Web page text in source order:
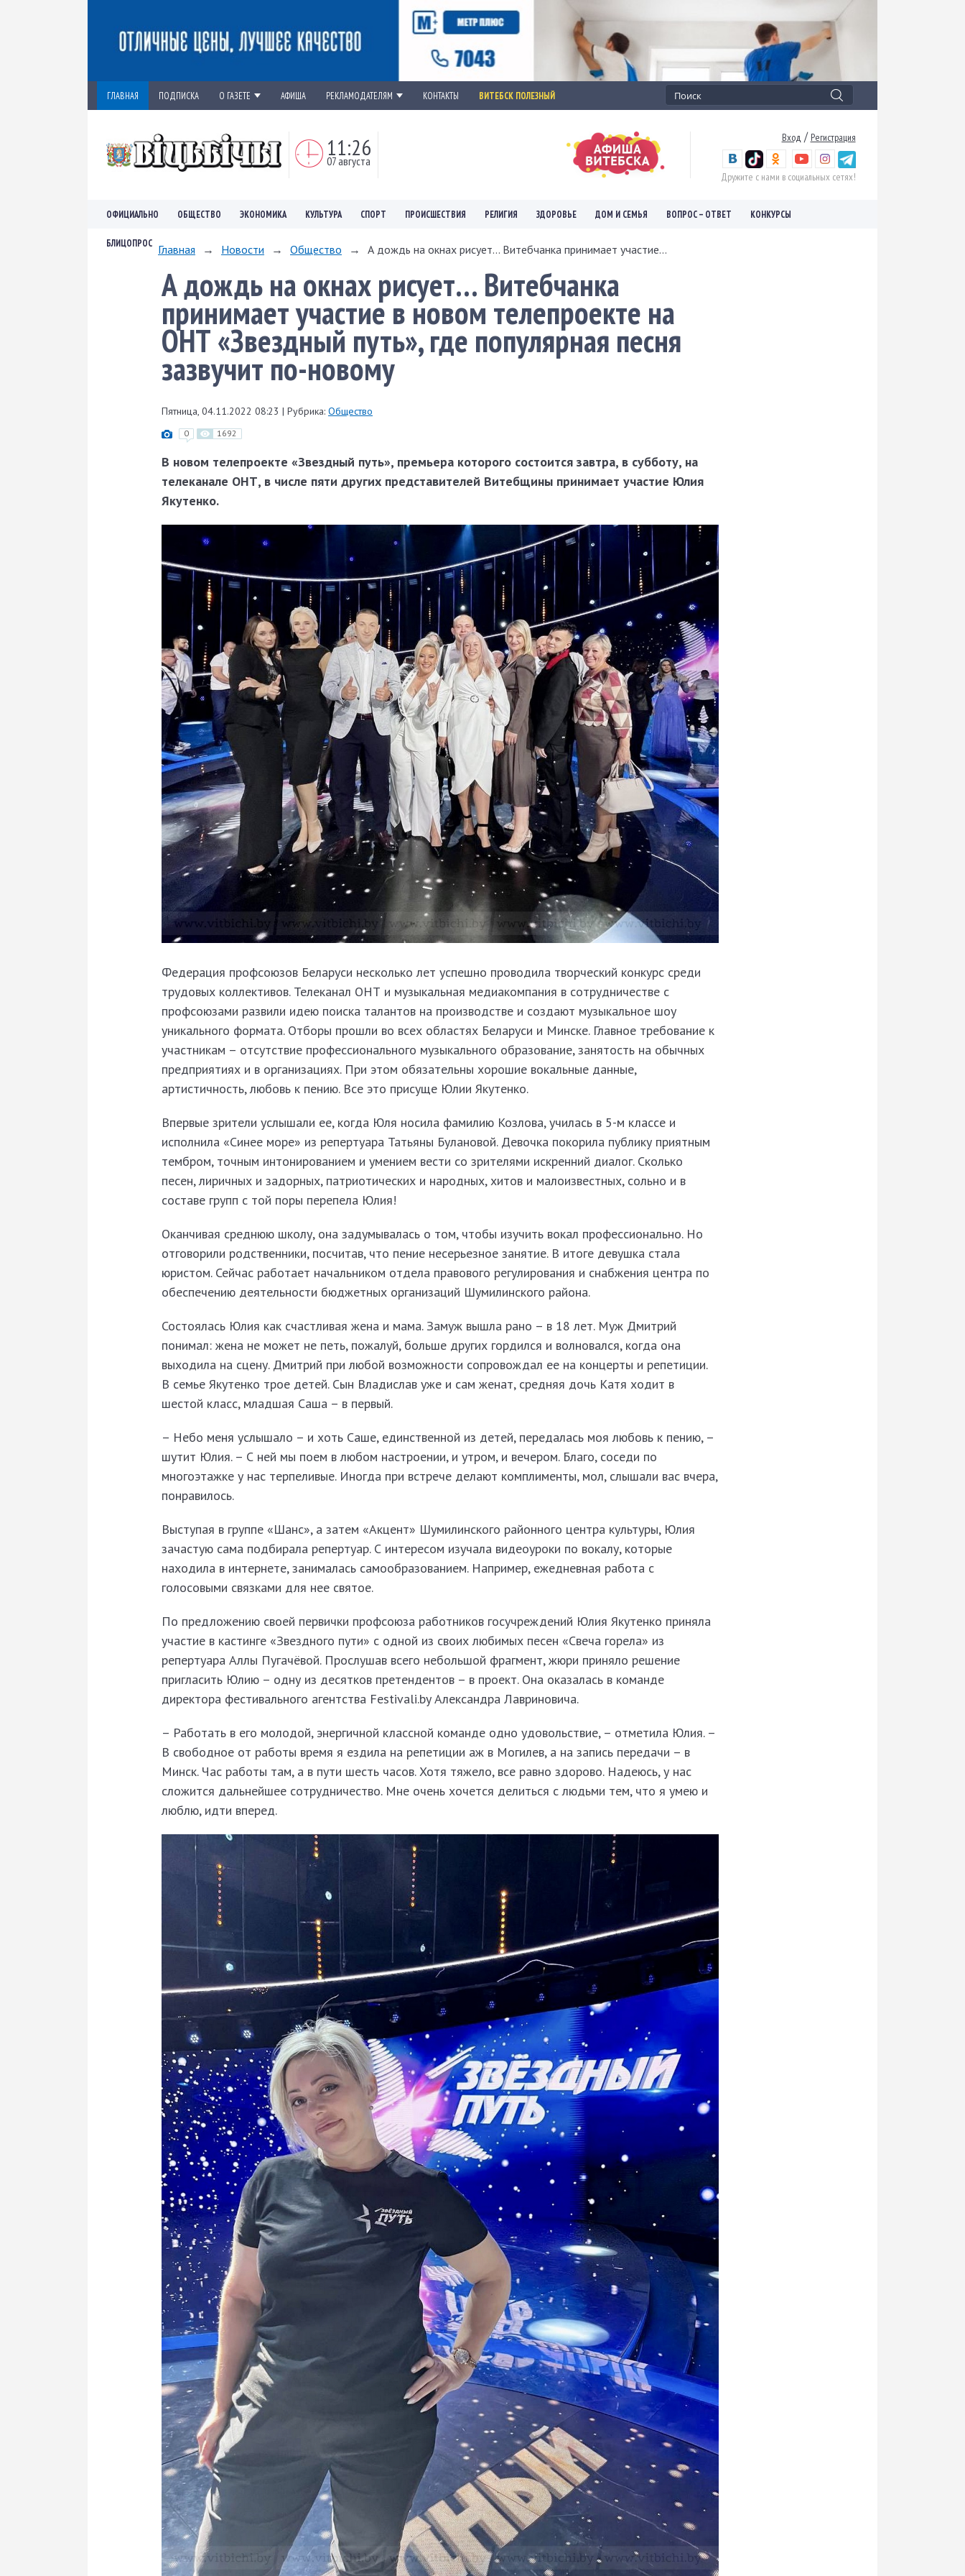
ГЛАВНАЯ ПОДПИСКА О ГАЗЕТЕ АФИША РЕКЛАМОДАТЕЛЯМ КОНТАКТЫ ВИТЕБСК ПОЛЕЗНЫЙ
11:26
07 августа
Вход / Регистрация
Дружите с нами в социальных сетях!
ОФИЦИАЛЬНО ОБЩЕСТВО ЭКОНОМИКА КУЛЬТУРА СПОРТ ПРОИСШЕСТВИЯ РЕЛИГИЯ ЗДОРОВЬЕ ДОМ И СЕМЬЯ ВОПРОС – ОТВЕТ КОНКУРСЫ
БЛИЦОПРОС Главная → Новости → Общество → А дождь на окнах рисует… Витебчанка принимает участие...
А дождь на окнах рисует… Витебчанка
принимает участие в новом телепроекте на
ОНТ «Звездный путь», где популярная песня
зазвучит по-новому
Пятница, 04.11.2022 08:23 | Рубрика: Общество
0 1692
В новом телепроекте «Звездный путь», премьера которого состоится завтра, в субботу, на
телеканале ОНТ, в числе пяти других представителей Витебщины принимает участие Юлия
Якутенко.
Федерация профсоюзов Беларуси несколько лет успешно проводила творческий конкурс среди
трудовых коллективов. Телеканал ОНТ и музыкальная медиакомпания в сотрудничестве с
профсоюзами развили идею поиска талантов на производстве и создают музыкальное шоу
уникального формата. Отборы прошли во всех областях Беларуси и Минске. Главное требование к
участникам – отсутствие профессионального музыкального образование, занятость на обычных
предприятиях и в организациях. При этом обязательны хорошие вокальные данные,
артистичность, любовь к пению. Все это присуще Юлии Якутенко.
Впервые зрители услышали ее, когда Юля носила фамилию Козлова, училась в 5-м классе и
исполнила «Синее море» из репертуара Татьяны Булановой. Девочка покорила публику приятным
тембром, точным интонированием и умением вести со зрителями искренний диалог. Сколько
песен, лиричных и задорных, патриотических и народных, хитов и малоизвестных, сольно и в
составе групп с той поры перепела Юлия!
Оканчивая среднюю школу, она задумывалась о том, чтобы изучить вокал профессионально. Но
отговорили родственники, посчитав, что пение несерьезное занятие. В итоге девушка стала
юристом. Сейчас работает начальником отдела правового регулирования и снабжения центра по
обеспечению деятельности бюджетных организаций Шумилинского района.
Состоялась Юлия как счастливая жена и мама. Замуж вышла рано – в 18 лет. Муж Дмитрий
понимал: жена не может не петь, пожалуй, больше других гордился и волновался, когда она
выходила на сцену. Дмитрий при любой возможности сопровождал ее на концерты и репетиции.
В семье Якутенко трое детей. Сын Владислав уже и сам женат, средняя дочь Катя ходит в
шестой класс, младшая Саша – в первый.
– Небо меня услышало – и хоть Саше, единственной из детей, передалась моя любовь к пению, –
шутит Юлия. – С ней мы поем в любом настроении, и утром, и вечером. Благо, соседи по
многоэтажке у нас терпеливые. Иногда при встрече делают комплименты, мол, слышали вас вчера,
понравилось.
Выступая в группе «Шанс», а затем «Акцент» Шумилинского районного центра культуры, Юлия
зачастую сама подбирала репертуар. С интересом изучала видеоуроки по вокалу, которые
находила в интернете, занималась самообразованием. Например, ежедневная работа с
голосовыми связками для нее святое.
По предложению своей первички профсоюза работников госучреждений Юлия Якутенко приняла
участие в кастинге «Звездного пути» с одной из своих любимых песен «Свеча горела» из
репертуара Аллы Пугачёвой. Прослушав всего небольшой фрагмент, жюри приняло решение
пригласить Юлию – одну из десятков претендентов – в проект. Она оказалась в команде
директора фестивального агентства Festivali.by​ Александра Лавриновича.
– Работать в его молодой, энергичной классной команде одно удовольствие, – отметила Юлия. –
В свободное от работы время я ездила на репетиции аж в Могилев, а на запись передачи – в
Минск. Час работы там, а в пути шесть часов. Хотя тяжело, все равно здорово. Надеюсь, у нас
сложится дальнейшее сотрудничество. Мне очень хочется делиться с людьми тем, что я умею и
люблю, идти вперед.